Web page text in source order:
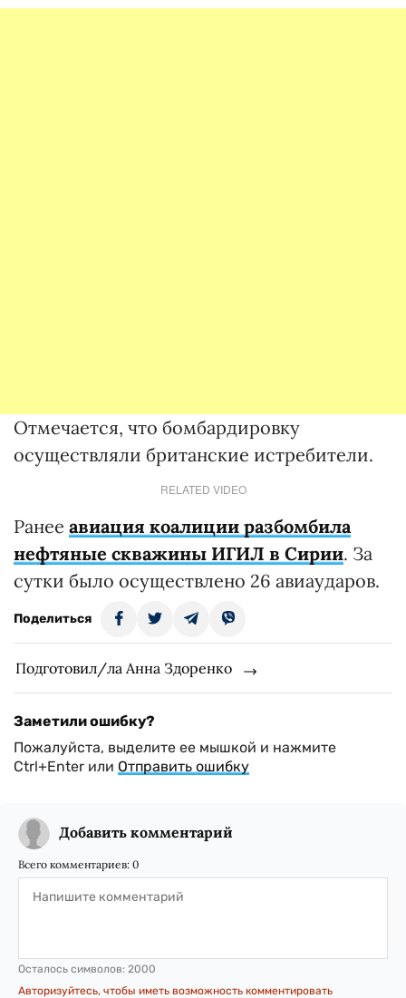
Отмечается, что бомбардировку
осуществляли британские истребители.
RELATED VIDEO
Ранее авиация коалиции разбомбила
нефтяные скважины ИГИЛ в Сирии. За
сутки было осуществлено 26 авиаударов.
Поделиться
Подготовил/ла Анна Здоренко
Заметили ошибку?
Пожалуйста, выделите ее мышкой и нажмите
Ctrl+Enter или Отправить ошибку
Добавить комментарий
Всего комментариев: 0
Осталось символов: 2000
Авторизуйтесь, чтобы иметь возможность комментировать